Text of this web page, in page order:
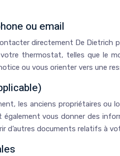
ou email
directement De Dietrich
thermostat, telles que le
ou vous orienter vers une
les anciens propriétaires
également vous donner des
d’autres documents relatifs à